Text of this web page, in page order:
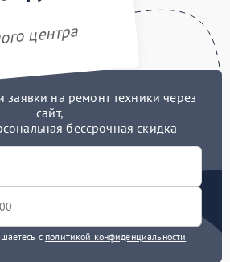
центра
на ремонт техники через
сайт,
бессрочная скидка
с политикой конфиденциальности